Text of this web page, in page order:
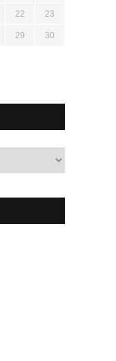
22 23
29 30